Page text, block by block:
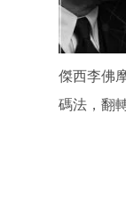
傑西李佛
碼法，翻